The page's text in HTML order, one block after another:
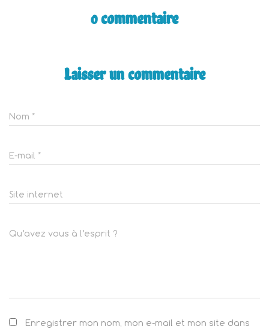
0 commentaire
Laisser un commentaire
Nom *
E-mail *
Site internet
Qu’avez vous à l’esprit ?
Enregistrer mon nom, mon e-mail et mon site dans